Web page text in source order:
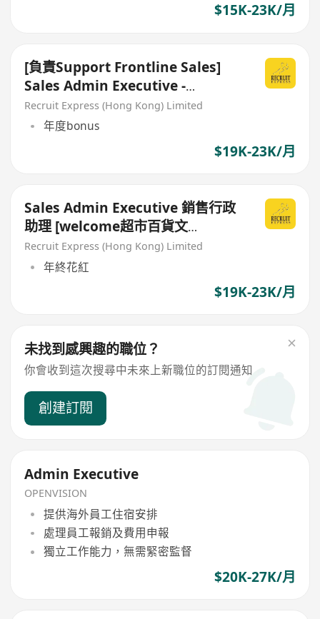
$15K-23K/月
[負責Support Frontline Sales]
Sales Admin Executive -
welcome超市百貨背景
Recruit Express (Hong Kong) Limited
年度bonus
$19K-23K/月
Sales Admin Executive 銷售行政
助理 [welcome超市百貨文
員/Admin~]
Recruit Express (Hong Kong) Limited
年終花紅
$19K-23K/月
未找到感興趣的職位？
你會收到這次搜尋中未來上新職位的訂閱通知
創建訂閱
Admin Executive
OPENVISION
提供海外員工住宿安排
處理員工報銷及費用申報
獨立工作能力，無需緊密監督
$20K-27K/月